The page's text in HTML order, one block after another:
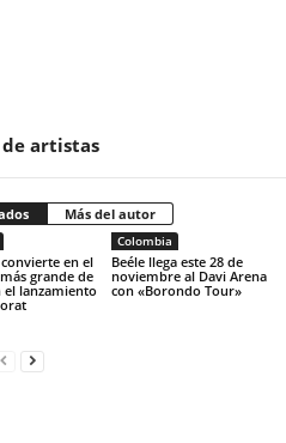
de artistas
Más del autor
en el
grande de
el lanzamiento
Colombia
Beéle llega este 28 de
noviembre al Davi Arena
con «Borondo Tour»